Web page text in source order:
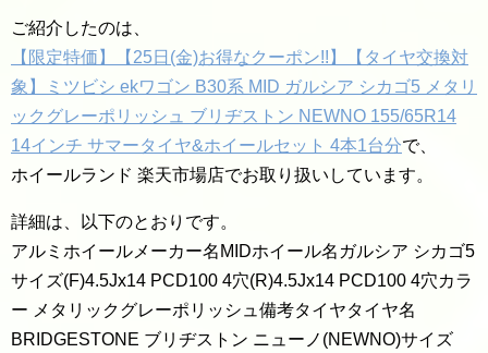
ご紹介したのは、
【限定特価】【25日(金)お得なクーポン!!】【タイヤ交換対
象】ミツビシ ekワゴン B30系 MID ガルシア シカゴ5 メタリ
ックグレーポリッシュ ブリヂストン NEWNO 155/65R14
14インチ サマータイヤ&ホイールセット 4本1台分で、
ホイールランド 楽天市場店でお取り扱いしています。
詳細は、以下のとおりです。
アルミホイールメーカー名MIDホイール名ガルシア シカゴ5
サイズ(F)4.5Jx14 PCD100 4穴(R)4.5Jx14 PCD100 4穴カラ
ー メタリックグレーポリッシュ備考タイヤタイヤ名
BRIDGESTONE ブリヂストン ニューノ(NEWNO)サイズ